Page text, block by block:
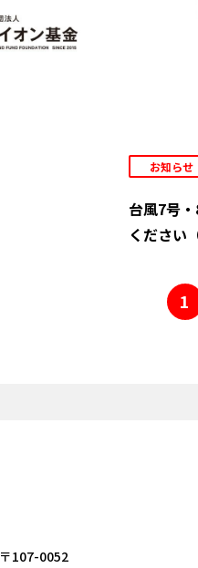
お知らせ
台風7号
ください
1
〒107-0052